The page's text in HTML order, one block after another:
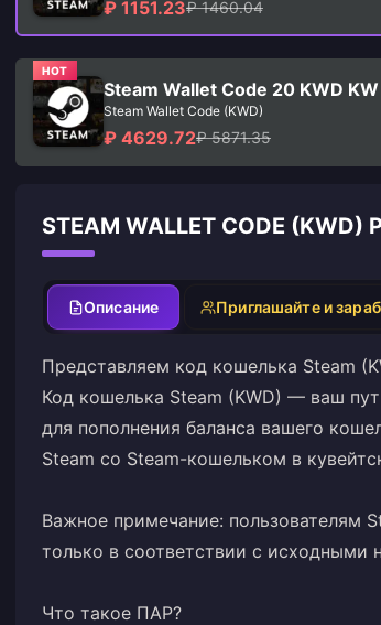
₽ 1151.23₽ 1460.04
HOT
Steam Wallet Code 20 KWD KW
Steam Wallet Code (KWD)
₽ 4629.72₽ 5871.35
STEAM WALLET CODE
Описание Приглашайте и
Представляем код кошелька Steam
Код кошелька Steam (KWD) — ваш
для пополнения баланса вашего
Steam со Steam-кошельком в
Важное примечание: пользователям
только в соответствии с исходными
Что такое ПАР?